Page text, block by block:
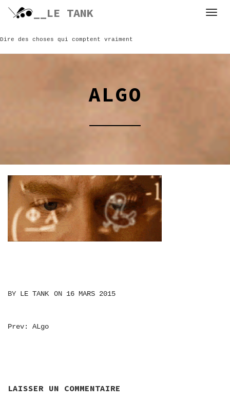
Skip
__LE TANK
Dire des choses qui comptent vraiment
ALGO
BY LE TANK ON 16 MARS 2015
NAVIGATION
Prev: ALgo
LAISSER UN COMMENTAIRE